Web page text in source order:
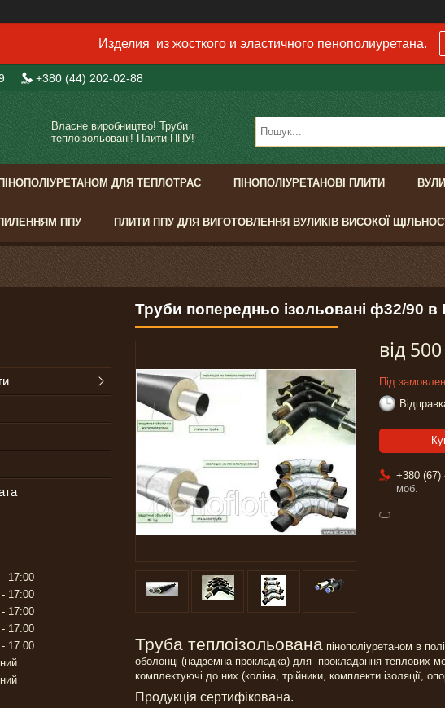
Изделия из жосткого и эластичного пенополиуретана.
+380 (44) 202-02-88
Власне виробництво! Труби
теплоізольовані! Плити ППУ!
ДЛЯ ТЕПЛОТРАС ПІНОПОЛІУРЕТАНОВІ ПЛИТИ
ППУ ПЛИТИ ППУ ДЛЯ ВИГОТОВЛЕННЯ ВУЛИКІВ ВИСОКОЇ
Труби попередньо ізольовані ф32/90
від
Під
+380 (67)
моб.
Труба теплоізольована пінополіуретаном в
оболонці (надземна прокладка) для прокладання теплових
комплектуючі до них (коліна, трійники, комплекти ізоляції,
Продукція сертифікована.
17:00
17:00
17:00
17:00
17:00